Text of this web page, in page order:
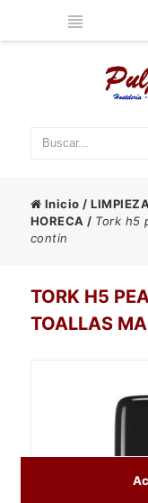
Inicio /
HORECA / Tork h5
contin
TORK H5
TOALLAS